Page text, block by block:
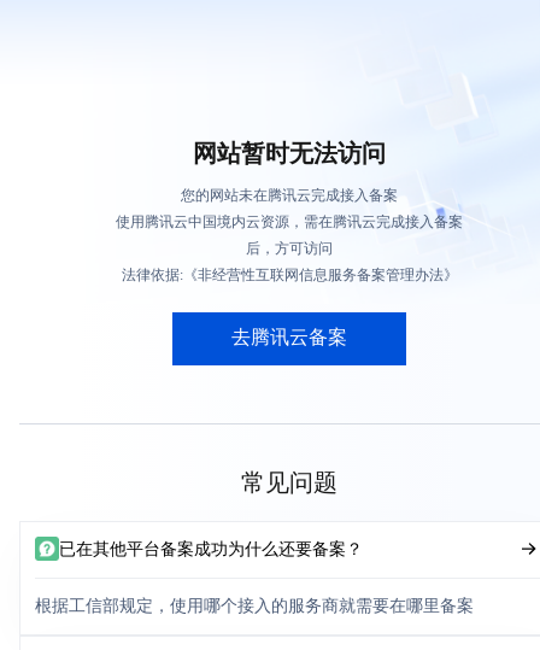
网站暂时无法访问
您的网站未在腾讯云完成接入备案
使用腾讯云中国境内云资源，需在腾讯云完成接入备案
后，方可访问
法律依据:《非经营性互联网信息服务备案管理办法》
去腾讯云备案
常见问题
已在其他平台备案成功为什么还要备案？
根据工信部规定，使用哪个接入的服务商就需要在哪里备案